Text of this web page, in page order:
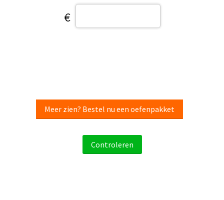
€
Meer zien? Bestel nu een oefenpakket